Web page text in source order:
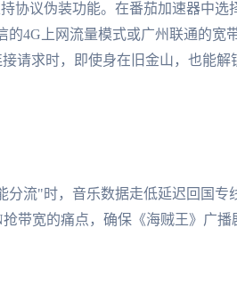
协议伪装功能。在番茄加速器中选
4G上网流量模式或广州联通的宽
请求时，即使身在旧金山，也能解
流"时，音乐数据走低延迟回国专
带宽的痛点，确保《海贼王》广播